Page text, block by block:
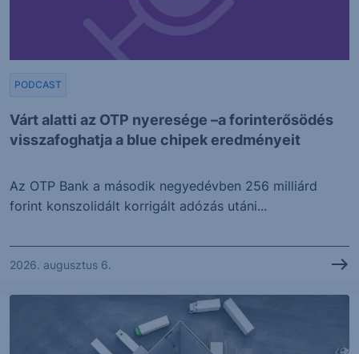
Várt alatti az OTP nyeresége –a forinterősödés
visszafoghatja a blue chipek eredményeit
PODCAST
Az OTP Bank a második negyedévben 256 milliárd
forint konszolidált korrigált adózás utáni...
2026. augusztus 6.